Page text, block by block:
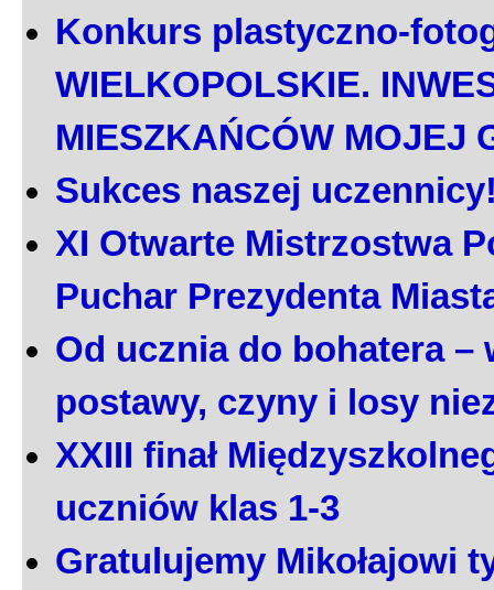
Konkurs plastyczno-
WIELKOPOLSKIE.
MIESZKAŃCÓW MOJEJ
Sukces naszej
XI Otwarte Mistrzostwa
Puchar Prezydenta
Od ucznia do bohatera –
postawy, czyny i losy
XXIII finał
uczniów klas 1-3
Gratulujemy Mikołajowi